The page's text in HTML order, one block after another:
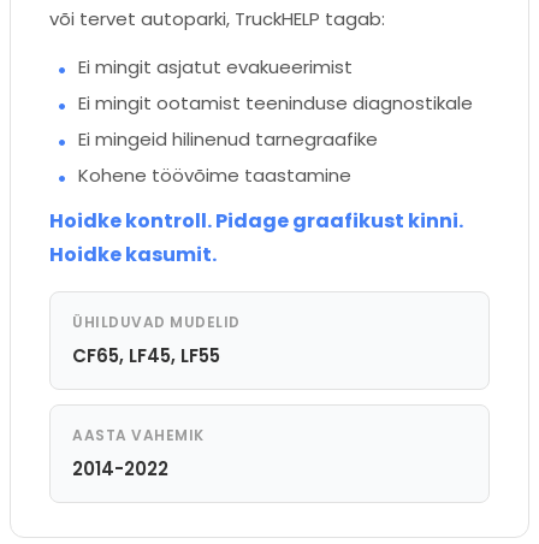
või tervet autoparki, TruckHELP tagab:
Ei mingit asjatut evakueerimist
Ei mingit ootamist teeninduse diagnostikale
Ei mingeid hilinenud tarnegraafike
Kohene töövõime taastamine
Hoidke kontroll. Pidage graafikust kinni.
Hoidke kasumit.
ÜHILDUVAD MUDELID
CF65, LF45, LF55
AASTA VAHEMIK
2014-2022